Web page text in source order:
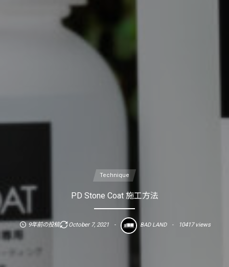
Technique
PD Stone Coat 施工方法
9年前の投稿 October 7, 2021 BAD LAND 10417 views